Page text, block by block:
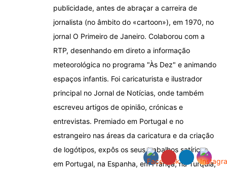
publicidade, antes de abraçar a carreira de
jornalista (no âmbito do «cartoon»), em 1970, no
jornal O Primeiro de Janeiro. Colaborou com a
RTP, desenhando em direto a informação
meteorológica no programa "Às Dez" e animando
espaços infantis. Foi caricaturista e ilustrador
principal no Jornal de Notícias, onde também
escreveu artigos de opinião, crónicas e
entrevistas. Premiado em Portugal e no
estrangeiro nas áreas da caricatura e da criação
de logótipos, expôs os seus trabalhos satíricos
em Portugal, na Espanha, em França, na Turquia,